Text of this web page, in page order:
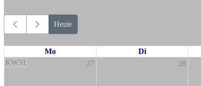
Heute
Mo Di
KW31
27 28